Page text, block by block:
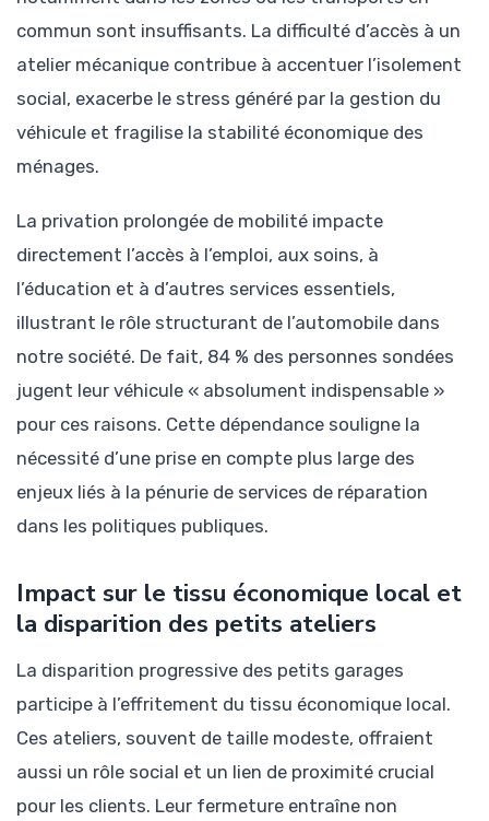
commun sont insuffisants. La difficulté d’accès à un
atelier mécanique contribue à accentuer l’isolement
social, exacerbe le stress généré par la gestion du
véhicule et fragilise la stabilité économique des
ménages.
La privation prolongée de mobilité impacte
directement l’accès à l’emploi, aux soins, à
l’éducation et à d’autres services essentiels,
illustrant le rôle structurant de l’automobile dans
notre société. De fait, 84 % des personnes sondées
jugent leur véhicule « absolument indispensable »
pour ces raisons. Cette dépendance souligne la
nécessité d’une prise en compte plus large des
enjeux liés à la pénurie de services de réparation
dans les politiques publiques.
Impact sur le tissu économique local et
la disparition des petits ateliers
La disparition progressive des petits garages
participe à l’effritement du tissu économique local.
Ces ateliers, souvent de taille modeste, offraient
aussi un rôle social et un lien de proximité crucial
pour les clients. Leur fermeture entraîne non